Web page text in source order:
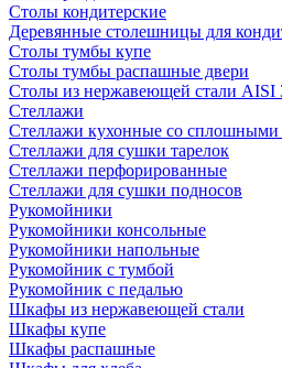
Столы кондитерские
Деревянные столешницы для
Столы тумбы купе
Столы тумбы распашные двери
Столы из нержавеющей стали AISI
Стеллажи
Стеллажи кухонные со сплошными
Стеллажи для сушки тарелок
Стеллажи перфорированные
Стеллажи для сушки подносов
Рукомойники
Рукомойники консольные
Рукомойники напольные
Рукомойник с тумбой
Рукомойник с педалью
Шкафы из нержавеющей стали
Шкафы купе
Шкафы распашные